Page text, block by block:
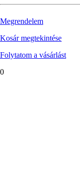
Megrendelem
Kosár megtekintése
Folytatom a vásárlást
0